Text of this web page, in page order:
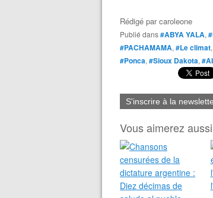
Rédigé parcaroleone
Publié dans#ABYA YALA,
#PACHAMAMA, #Le climat,
#Ponca, #Sioux Dakota,
S'inscrire à la
Vous aimerez